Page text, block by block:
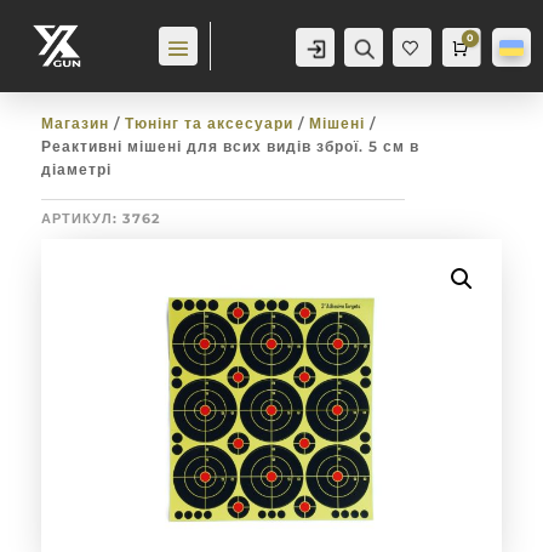
Аккаунт Пошук
Баж
анн
Cart
0
0,0грн
Магазин / Тюнінг та аксесуари / Мішені /
Реактивні мішені для всих видів зброї. 5 см в
діаметрі
АРТИКУЛ: 3762